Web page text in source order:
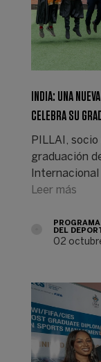
INDIA: UNA
CELEBRA SU
PILLAI,
graduación
Leer más
DEL
02